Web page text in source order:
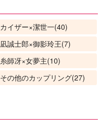
カイザー×潔世一(40)
凪誠士郎×御影玲王(7)
糸師冴×女夢主(10)
その他のカップリング(27)